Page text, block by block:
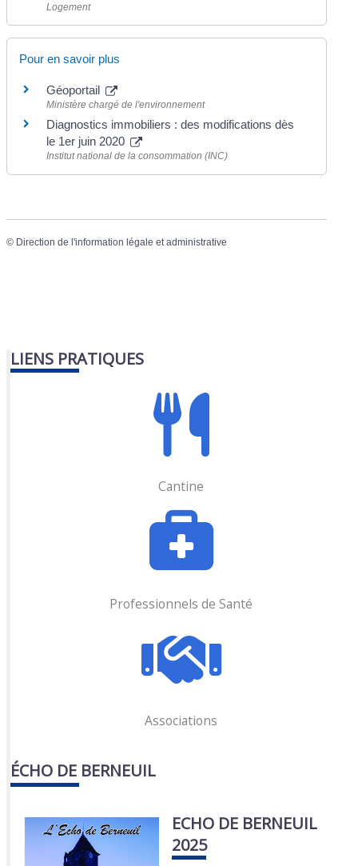
Logement
Pour en savoir plus
Géoportail
Ministère chargé de l'environnement
Diagnostics immobiliers : des modifications dès
le 1er juin 2020
Institut national de la consommation (INC)
© Direction de l'information légale et administrative
LIENS PRATIQUES
Cantine
Professionnels de Santé
Associations
ÉCHO DE BERNEUIL
ECHO DE BERNEUIL
2025